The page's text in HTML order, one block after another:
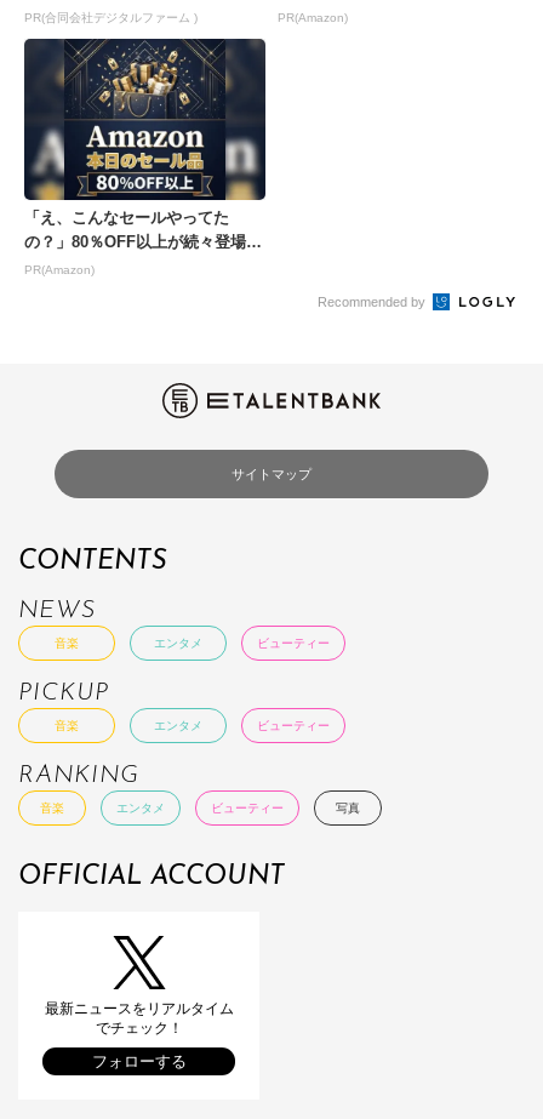
PR(合同会社デジタルファーム )
ない
PR(Amazon)
「え、こんなセールやってた
の？」80％OFF以上が続々登場！
Amazonの本気が...
PR(Amazon)
Recommended by
サイトマップ
CONTENTS
NEWS
音楽 エンタメ ビューティー
PICKUP
音楽 エンタメ ビューティー
RANKING
音楽 エンタメ ビューティー 写真
OFFICIAL ACCOUNT
最新ニュースをリアルタイム
でチェック！
フォローする